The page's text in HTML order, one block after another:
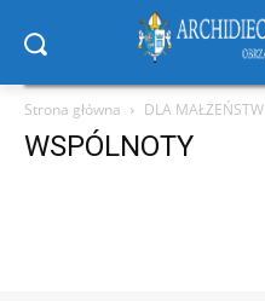
Strona główna DLA MAŁŻEŃSTW
WSPÓLNOTY